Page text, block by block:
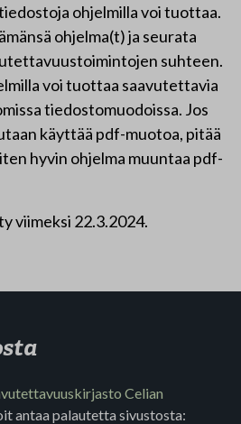
ohjelmilla voi tuottaa.
ohjelma(t) ja seurata
suhteen.
voi tuottaa saavutettavia
tiedostomuodoissa. Jos
käyttää pdf-muotoa, pitää
hyvin ohjelma muuntaa pdf-
viimeksi 22.3.2024.
Celian
antaa palautetta sivustosta: